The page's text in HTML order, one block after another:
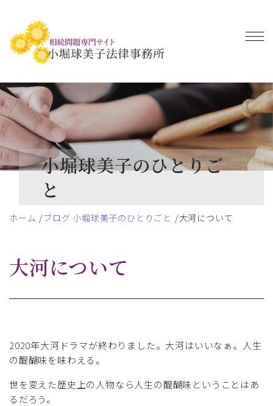
小堀球美子のひとりご
と
ホーム ブログ 小堀球美子のひとりごと 大河について
大河について
2020年大河ドラマが終わりました。大河はいいなぁ。人生
の醍醐味を味わえる。
世を変えた歴史上の人物なら人生の醍醐味ということはあ
るだろう。